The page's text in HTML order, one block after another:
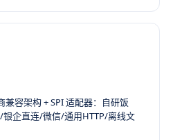
兼容架构 + SPI 适配器：自研饭
企直连/微信/通用HTTP/离线文